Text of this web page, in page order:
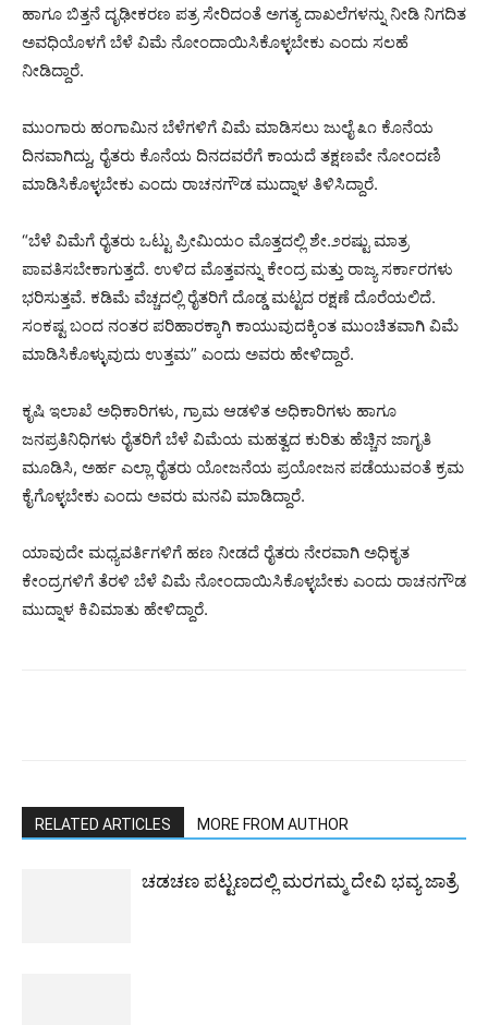
ಹಾಗೂ ಬಿತ್ತನೆ ದೃಢೀಕರಣ ಪತ್ರ ಸೇರಿದಂತೆ ಅಗತ್ಯ ದಾಖಲೆಗಳನ್ನು ನೀಡಿ ನಿಗದಿತ
ಅವಧಿಯೊಳಗೆ ಬೆಳೆ ವಿಮೆ ನೋಂದಾಯಿಸಿಕೊಳ್ಳಬೇಕು ಎಂದು ಸಲಹೆ
ನೀಡಿದ್ದಾರೆ.
ಮುಂಗಾರು ಹಂಗಾಮಿನ ಬೆಳೆಗಳಿಗೆ ವಿಮೆ ಮಾಡಿಸಲು ಜುಲೈ ೩೧ ಕೊನೆಯ
ದಿನವಾಗಿದ್ದು, ರೈತರು ಕೊನೆಯ ದಿನದವರೆಗೆ ಕಾಯದೆ ತಕ್ಷಣವೇ ನೋಂದಣಿ
ಮಾಡಿಸಿಕೊಳ್ಳಬೇಕು ಎಂದು ರಾಚನಗೌಡ ಮುದ್ನಾಳ ತಿಳಿಸಿದ್ದಾರೆ.
“ಬೆಳೆ ವಿಮೆಗೆ ರೈತರು ಒಟ್ಟು ಪ್ರೀಮಿಯಂ ಮೊತ್ತದಲ್ಲಿ ಶೇ.೨ರಷ್ಟು ಮಾತ್ರ
ಪಾವತಿಸಬೇಕಾಗುತ್ತದೆ. ಉಳಿದ ಮೊತ್ತವನ್ನು ಕೇಂದ್ರ ಮತ್ತು ರಾಜ್ಯ ಸರ್ಕಾರಗಳು
ಭರಿಸುತ್ತವೆ. ಕಡಿಮೆ ವೆಚ್ಚದಲ್ಲಿ ರೈತರಿಗೆ ದೊಡ್ಡ ಮಟ್ಟದ ರಕ್ಷಣೆ ದೊರೆಯಲಿದೆ.
ಸಂಕಷ್ಟ ಬಂದ ನಂತರ ಪರಿಹಾರಕ್ಕಾಗಿ ಕಾಯುವುದಕ್ಕಿಂತ ಮುಂಚಿತವಾಗಿ ವಿಮೆ
ಮಾಡಿಸಿಕೊಳ್ಳುವುದು ಉತ್ತಮ” ಎಂದು ಅವರು ಹೇಳಿದ್ದಾರೆ.
ಕೃಷಿ ಇಲಾಖೆ ಅಧಿಕಾರಿಗಳು, ಗ್ರಾಮ ಆಡಳಿತ ಅಧಿಕಾರಿಗಳು ಹಾಗೂ
ಜನಪ್ರತಿನಿಧಿಗಳು ರೈತರಿಗೆ ಬೆಳೆ ವಿಮೆಯ ಮಹತ್ವದ ಕುರಿತು ಹೆಚ್ಚಿನ ಜಾಗೃತಿ
ಮೂಡಿಸಿ, ಅರ್ಹ ಎಲ್ಲಾ ರೈತರು ಯೋಜನೆಯ ಪ್ರಯೋಜನ ಪಡೆಯುವಂತೆ ಕ್ರಮ
ಕೈಗೊಳ್ಳಬೇಕು ಎಂದು ಅವರು ಮನವಿ ಮಾಡಿದ್ದಾರೆ.
ಯಾವುದೇ ಮಧ್ಯವರ್ತಿಗಳಿಗೆ ಹಣ ನೀಡದೆ ರೈತರು ನೇರವಾಗಿ ಅಧಿಕೃತ
ಕೇಂದ್ರಗಳಿಗೆ ತೆರಳಿ ಬೆಳೆ ವಿಮೆ ನೋಂದಾಯಿಸಿಕೊಳ್ಳಬೇಕು ಎಂದು ರಾಚನಗೌಡ
ಮುದ್ನಾಳ ಕಿವಿಮಾತು ಹೇಳಿದ್ದಾರೆ.
RELATED ARTICLES MORE FROM AUTHOR
ಚಡಚಣ ಪಟ್ಟಣದಲ್ಲಿ ಮರಗಮ್ಮ ದೇವಿ ಭವ್ಯ ಜಾತ್ರೆ